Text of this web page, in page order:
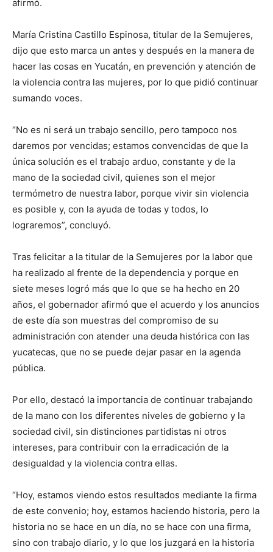
afirmó.
María Cristina Castillo Espinosa, titular de la Semujeres,
dijo que esto marca un antes y después en la manera de
hacer las cosas en Yucatán, en prevención y atención de
la violencia contra las mujeres, por lo que pidió continuar
sumando voces.
“No es ni será un trabajo sencillo, pero tampoco nos
daremos por vencidas; estamos convencidas de que la
única solución es el trabajo arduo, constante y de la
mano de la sociedad civil, quienes son el mejor
termómetro de nuestra labor, porque vivir sin violencia
es posible y, con la ayuda de todas y todos, lo
lograremos”, concluyó.
Tras felicitar a la titular de la Semujeres por la labor que
ha realizado al frente de la dependencia y porque en
siete meses logró más que lo que se ha hecho en 20
años, el gobernador afirmó que el acuerdo y los anuncios
de este día son muestras del compromiso de su
administración con atender una deuda histórica con las
yucatecas, que no se puede dejar pasar en la agenda
pública.
Por ello, destacó la importancia de continuar trabajando
de la mano con los diferentes niveles de gobierno y la
sociedad civil, sin distinciones partidistas ni otros
intereses, para contribuir con la erradicación de la
desigualdad y la violencia contra ellas.
“Hoy, estamos viendo estos resultados mediante la firma
de este convenio; hoy, estamos haciendo historia, pero la
historia no se hace en un día, no se hace con una firma,
sino con trabajo diario, y lo que los juzgará en la historia